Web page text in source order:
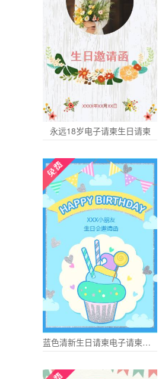
永远18岁电子请柬生日请柬
蓝色清新生日请柬电子请柬宴会